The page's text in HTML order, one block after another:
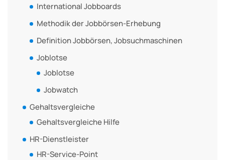
International Jobboards
Methodik der Jobbörsen-Erhebung
Definition Jobbörsen, Jobsuchmaschinen
Joblotse
Joblotse
Jobwatch
Gehaltsvergleiche
Gehaltsvergleiche Hilfe
HR-Dienstleister
HR-Service-Point